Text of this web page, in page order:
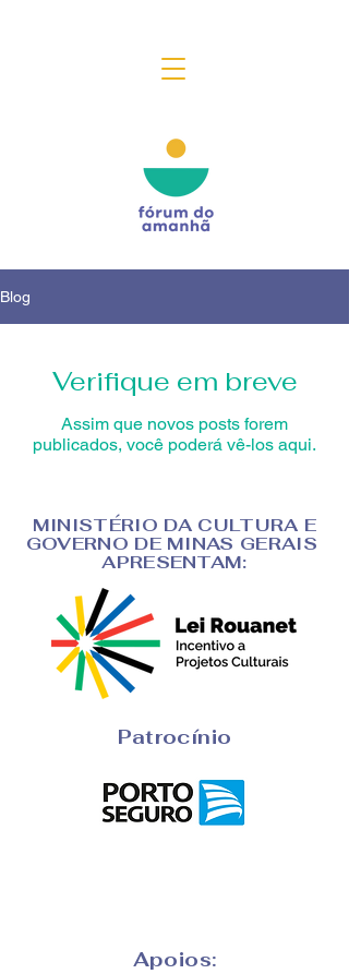
Blog
Verifique em breve
Assim que novos posts forem
publicados, você poderá vê-los aqui.
MINISTÉRIO DA CULTURA E
GOVERNO DE MINAS GERAIS
APRESENTAM:
Patrocínio
Apoios: